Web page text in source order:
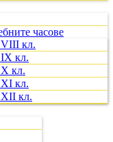
часове
кл.
кл.
кл.
кл.
кл.